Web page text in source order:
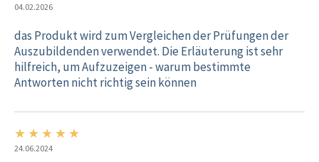
04.02.2026
das Produkt wird zum Vergleichen der Prüfungen der
Auszubildenden verwendet. Die Erläuterung ist sehr
hilfreich, um Aufzuzeigen - warum bestimmte
Antworten nicht richtig sein können
★ ★ ★ ★ ★
24.06.2024